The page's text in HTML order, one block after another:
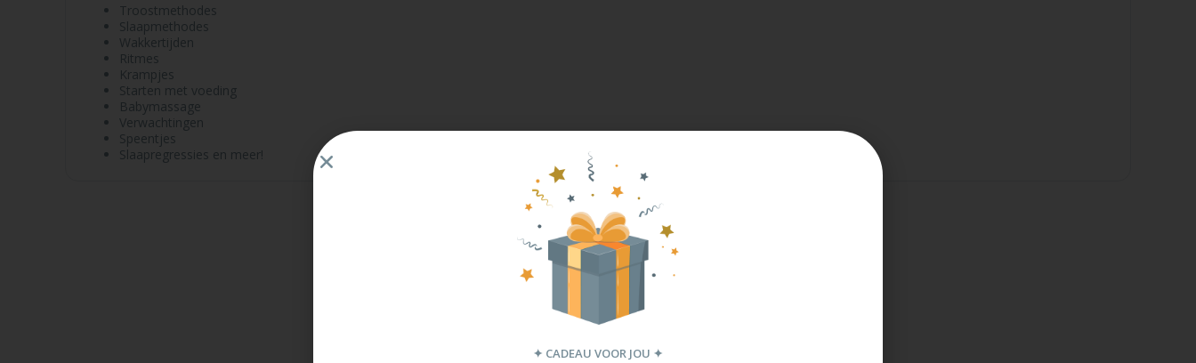
Troostmethodes
Slaapmethodes
Wakkertijden
Ritmes
Krampjes
Starten met voeding
Babymassage
Verwachtingen
Speentjes
Slaapregressies en meer!
✦ STAP VOOR STAP NAAR BETERE NACHTEN ✦
Gerelateerde producten
✦ CADEAU VOOR JOU ✦